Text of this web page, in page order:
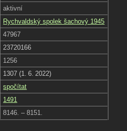
aktivní
Rychvaldský spolek šachový 1945
47967
23720166
1256
1307 (1. 6. 2022)
spočítat
1491
8146. – 8151.